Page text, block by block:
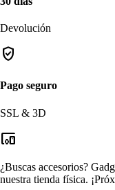
Devolución
verified_user
Pago seguro
SSL & 3D
devices_other
¿Buscas accesorios?
nuestra tienda física.